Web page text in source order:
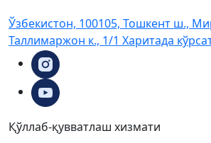
Ўзбекистон, 100105, Тошкент ш.,
Таллимаржон к., 1/1 Харитада
Қўллаб-қувватлаш хизмати